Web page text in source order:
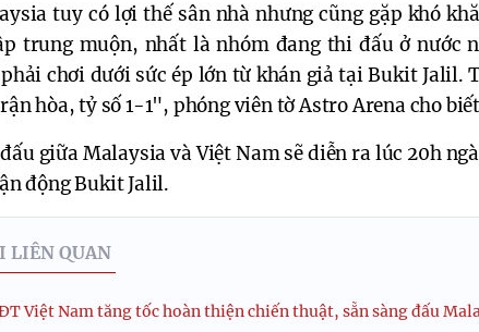
tuy có lợi thế sân nhà nhưng cũng gặp khó
trung muộn, nhất là nhóm đang thi đấu ở nước
chơi dưới sức ép lớn từ khán giả tại Bukit Jalil.
hòa, tỷ số 1-1", phóng viên tờ Astro Arena cho
giữa Malaysia và Việt Nam sẽ diễn ra lúc 20h
động Bukit Jalil.
LIÊN QUAN
Việt Nam tăng tốc hoàn thiện chiến thuật, sẵn sàng đấu